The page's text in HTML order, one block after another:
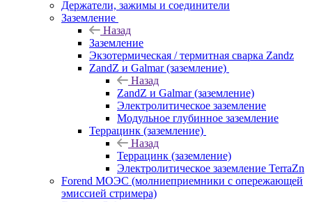
Держатели, зажимы и соединители
Заземление
Назад
Заземление
Экзотермическая / термитная сварка Zandz
ZandZ и Galmar (заземление)
Назад
ZandZ и Galmar (заземление)
Электролитическое заземление
Модульное глубинное заземление
Террацинк (заземление)
Назад
Террацинк (заземление)
Электролитическое заземление TerraZn
Forend МОЭС (молниеприемники с опережающей
эмиссией стримера)